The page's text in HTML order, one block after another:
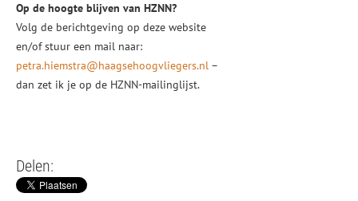
Op de hoogte blijven van HZNN?
Volg de berichtgeving op deze website
en/of stuur een mail naar:
petra.hiemstra@haagsehoogvliegers.nl –
dan zet ik je op de HZNN-mailinglijst.
Delen: